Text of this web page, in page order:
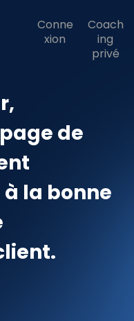
Conne
xion
Coach
ing
privé
de
la bonne